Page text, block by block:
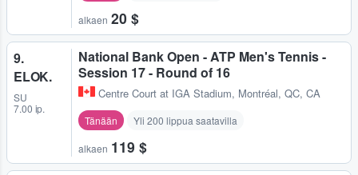
alkaen 20 $
9.
ELOK.
SU
7.00 ip.
National Bank Open - ATP Men's Tennis -
Session 17 - Round of 16
Centre Court at IGA Stadium, Montréal, QC, CA
Tänään Yli 200 lippua saatavilla
alkaen 119 $